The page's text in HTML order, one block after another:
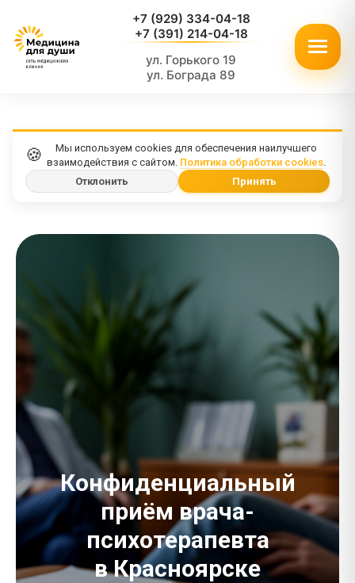
+7 (929) 334-04-18
+7 (391) 214-04-18
ул. Горького 19
ул. Бограда 89
🍪
Мы используем cookies для обеспечения наилучшего
взаимодействия с сайтом. Политика обработки cookies.
Отклонить
Принять
Конфиденциальный
приём врача-
психотерапевта
в Красноярске